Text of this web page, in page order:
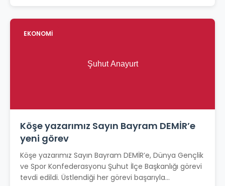
EKONOMİ
Köşe yazarımız Sayın Bayram DEMİR’e
yeni görev
Köşe yazarımız Sayın Bayram DEMİR’e, Dünya Gençlik
ve Spor Konfederasyonu Şuhut İlçe Başkanlığı görevi
tevdi edildi. Üstlendiği her görevi başarıyla...